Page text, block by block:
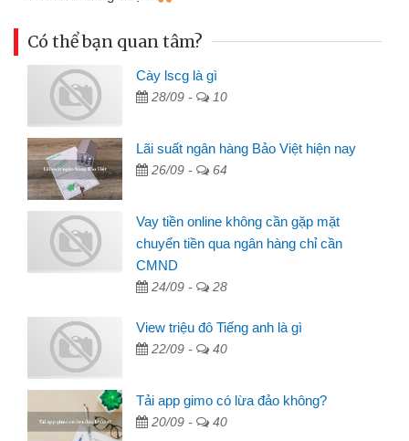
Có thể bạn quan tâm?
Cày lscg là gì
28/09 - 10
Lãi suất ngân hàng Bảo Việt hiện nay
26/09 - 64
Vay tiền online không cần gặp mặt
chuyển tiền qua ngân hàng chỉ cần
CMND
24/09 - 28
View triệu đô Tiếng anh là gì
22/09 - 40
Tải app gimo có lừa đảo không?
20/09 - 40